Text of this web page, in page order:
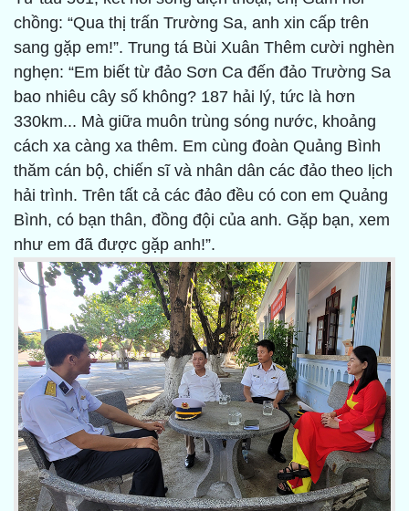
chồng: “Qua thị trấn Trường Sa, anh xin cấp trên
sang gặp em!”. Trung tá Bùi Xuân Thêm cười nghèn
nghẹn: “Em biết từ đảo Sơn Ca đến đảo Trường Sa
bao nhiêu cây số không? 187 hải lý, tức là hơn
330km... Mà giữa muôn trùng sóng nước, khoảng
cách xa càng xa thêm. Em cùng đoàn Quảng Bình
thăm cán bộ, chiến sĩ và nhân dân các đảo theo lịch
hải trình. Trên tất cả các đảo đều có con em Quảng
Bình, có bạn thân, đồng đội của anh. Gặp bạn, xem
như em đã được gặp anh!”.